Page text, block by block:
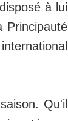
à lui
Principauté
Qu'il